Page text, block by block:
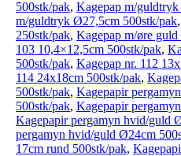
500stk/pak, Kagepap m/
m/guldtryk Ø27,5cm 500stk/pak,
250stk/pak, Kagepap m/øre
103 10,4×12,5cm 500stk/pak,
500stk/pak, Kagepap nr. 112
114 24x18cm 500stk/pak,
500stk/pak, Kagepapir
500stk/pak, Kagepapir
Kagepapir pergamyn hvid/guld
pergamyn hvid/guld Ø24cm
17cm rund 500stk/pak,